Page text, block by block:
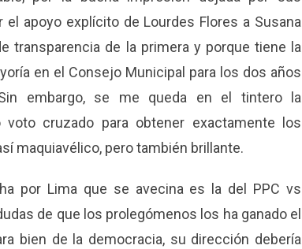
el apoyo explícito de Lourdes Flores a Susana
transparencia de la primera y porque tiene la
en el Consejo Municipal para los dos años
embargo, se me queda en el tintero la
cruzado para obtener exactamente los
maquiavélico, pero también brillante.
por Lima que se avecina es la del PPC vs
de que los prolegómenos los ha ganado el
bien de la democracia, su dirección debería